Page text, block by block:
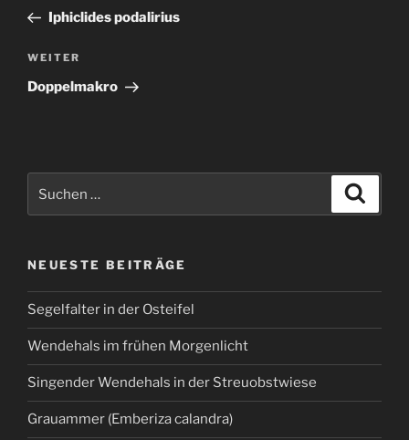
BeitragIphiclides podalirius
Nächster
Beitrag
WEITER
Doppelmakro
NEUESTE BEITRÄGE
Segelfalter in der Osteifel
Wendehals im frühen Morgenlicht
Singender Wendehals in der Streuobstwiese
Grauammer (Emberiza calandra)